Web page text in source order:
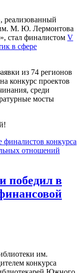
реализованный
им. М. Ю. Лермонтова
стал финалистом V
в сфере
из 74 регионов
конкурс проектов
среди
мосты
финалистов конкурса
отношений
победил в
им.
конкурса